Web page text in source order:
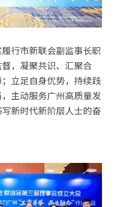
行市新联会副监事长职
，凝聚共识、汇聚合
立足自身优势，持续践
主动服务广州高质量发
新时代新阶层人士的奋